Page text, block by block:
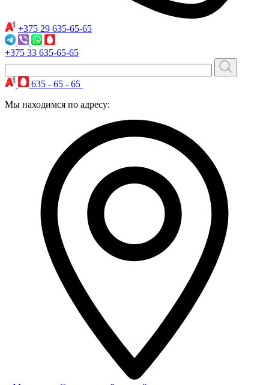
+375 29 635-65-65
+375 33 635-65-65
635 - 65 - 65
Мы находимся по адресу: